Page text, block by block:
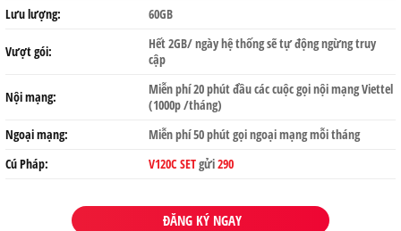
Lưu lượng:
60GB
Vượt gói:
Hết 2GB/ ngày hệ thống sẽ tự động ngừng truy
cập
Nội mạng:
Miễn phí 20 phút đầu các cuộc gọi nội mạng Viettel
(1000p /tháng)
Ngoại mạng:
Miễn phí 50 phút gọi ngoại mạng mỗi tháng
Cú Pháp:
V120C SETgửi290
ĐĂNG KÝ NGAY